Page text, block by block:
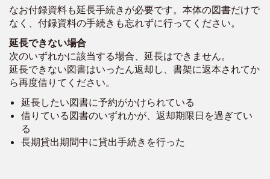
なお付録資料も延長手続きが必要です。本体の図書だけで
なく、付録資料の手続きも忘れずに行ってください。
延長できない場合
次のいずれかに該当する場合、延長はできません。
延長できない図書はいったん返却し、書架に返本されてか
ら再度借りてください。
延長したい図書に予約がかけられている
借りている図書のいずれかが、返却期限日を過ぎてい
る
長期貸出期間中に貸出手続きを行った